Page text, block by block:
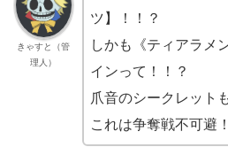
きゃすと（管
理人）
ツ】！！？
しかも《ティアラメ
インって！！？
爪音のシークレット
これは争奪戦不可避！